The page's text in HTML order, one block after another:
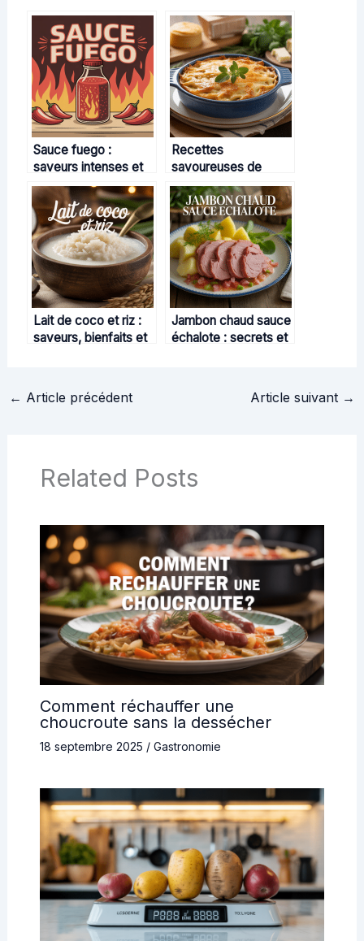
Sauce fuego :
saveurs intenses et
conseils pour bien
l’utiliser
Recettes
savoureuses de
gratins de pâtes au
thon : idées, conseils
et variantes
Lait de coco et riz :
saveurs, bienfaits et
Jambon chaud sauce
échalote : secrets et
← Article précédent Article suivant →
Related Posts
Comment réchauffer une
choucroute sans la dessécher
18 septembre 2025 / Gastronomie